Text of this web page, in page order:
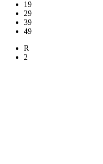
19
29
39
49
R
2